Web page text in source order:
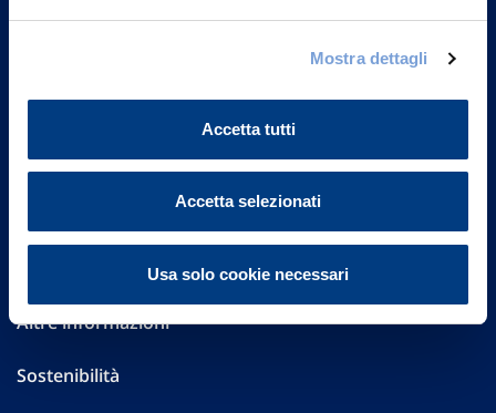
Mostra dettagli
Accetta tutti
Accetta selezionati
Usa solo cookie necessari
FAQ
Investor Relations
Altre informazioni
Sostenibilità